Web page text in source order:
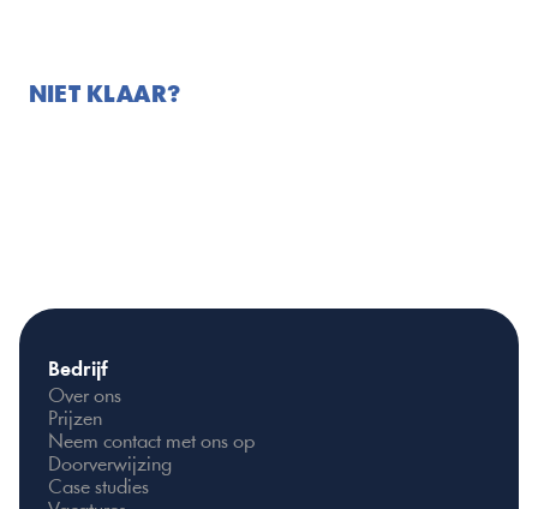
NIET KLAAR?
Bedrijf
Over ons
Prijzen
Neem contact met ons op
Doorverwijzing
Case studies